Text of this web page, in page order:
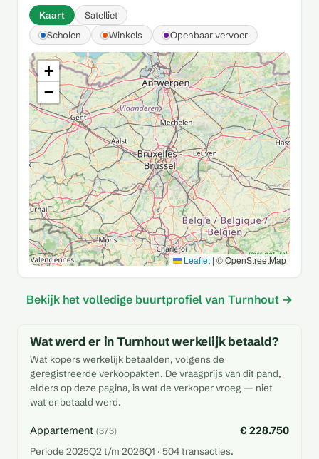
Kaart
Satelliet
Scholen
Winkels Openbaar vervoer
+
−
Leaflet | © OpenStreetMap
Bekijk het volledige buurtprofiel van Turnhout →
Wat werd er in Turnhout werkelijk betaald?
Wat kopers werkelijk betaalden, volgens de
geregistreerde verkoopakten. De vraagprijs van dit pand,
elders op deze pagina, is wat de verkoper vroeg — niet
wat er betaald werd.
Appartement (373) € 228.750
Periode 2025Q2 t/m 2026Q1 · 504 transacties.